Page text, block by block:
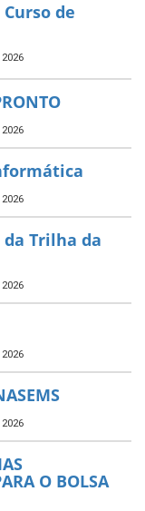
de
Trilha da
O BOLSA